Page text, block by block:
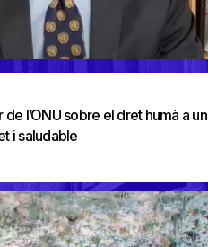
l’ONU sobre el dret humà a un
i saludable